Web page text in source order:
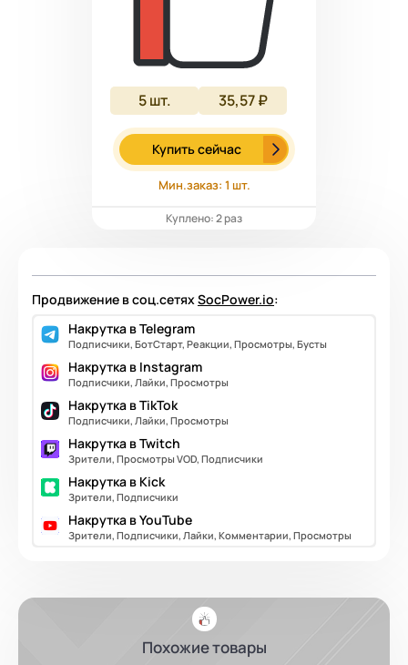
5 шт. 35,57 ₽
Купить сейчас
Мин.заказ: 1 шт.
Куплено: 2 раз
Продвижение в соц.сетяхSocPower.io:
Накрутка в Telegram
Подписчики, БотСтарт, Реакции, Просмотры, Бусты
Накрутка в Instagram
Подписчики, Лайки, Просмотры
Накрутка в TikTok
Подписчики, Лайки, Просмотры
Накрутка в Twitch
Зрители, Просмотры VOD, Подписчики
Накрутка в Kick
Зрители, Подписчики
Накрутка в YouTube
Зрители, Подписчики, Лайки, Комментарии, Просмотры
Похожие товары